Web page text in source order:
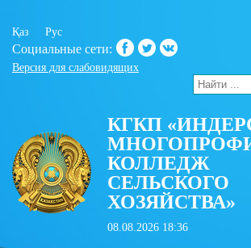
Қаз Рус
Социальные сети:
Версия для слабовидящих
КГКП
КОЛЛЕДЖ
СЕЛЬСКОГО
ХОЗЯЙСТВА»
08.08.2026 18:36